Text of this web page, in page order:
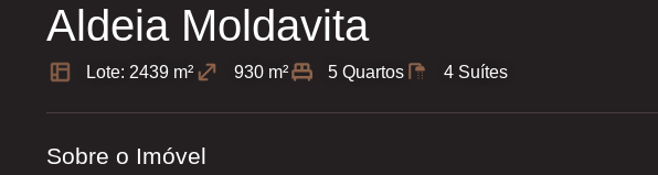
Aldeia Moldavita
Lote: 2439 m² 930 m² 5 Quartos 4 Suítes
Sobre o Imóvel